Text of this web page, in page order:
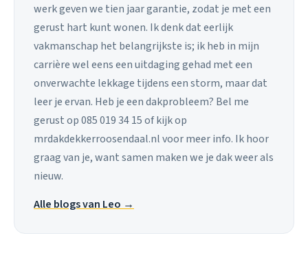
werk geven we tien jaar garantie, zodat je met een
gerust hart kunt wonen. Ik denk dat eerlijk
vakmanschap het belangrijkste is; ik heb in mijn
carrière wel eens een uitdaging gehad met een
onverwachte lekkage tijdens een storm, maar dat
leer je ervan. Heb je een dakprobleem? Bel me
gerust op 085 019 34 15 of kijk op
mrdakdekkerroosendaal.nl voor meer info. Ik hoor
graag van je, want samen maken we je dak weer als
nieuw.
Alle blogs van Leo →